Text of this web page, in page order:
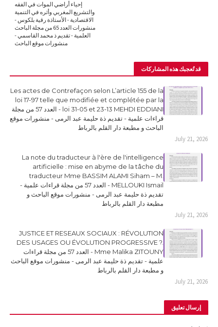
إحياء أراضي الموات في الفقه
والتشريع المغربي وأثره في التنمية
الاقتصادية - الأستاذة رقية بلكوس -
منشورات العدد 65 من مجلة الباحث
العلمية - تقديم ذ محمد القاسمي -
منشورات موقع الباحث
قد تُعجبك هذه المشاركات
Les actes de Contrefaçon selon L’article 155 de la
loi 17-97 telle que modifiée et complétée par la
loi 31-05 et 23-13 MEHDI EDDIANI - العدد 57 من مجلة
قراءات علمية - تقديم ذة حليمة عبد الرمى - منشورات موقع
الباحث و مطبعة دار القلم بالرباط
July 21, 2026
La note du traducteur à l'ère de l'intelligence
artificielle : mise en abyme de la tâche du
traducteur Mme BASSIM ALAMI Siham – M.
MELLOUKI Ismail - العدد 57 من مجلة قراءات علمية -
تقديم ذة حليمة عبد الرمى - منشورات موقع الباحث و
مطبعة دار القلم بالرباط
July 21, 2026
JUSTICE ET RESEAUX SOCIAUX : RÉVOLUTION
DES USAGES OU ÉVOLUTION PROGRESSIVE ?.
Mme Malika ZITOUNY - العدد 57 من مجلة قراءات
علمية - تقديم ذة حليمة عبد الرمى - منشورات موقع الباحث
و مطبعة دار القلم بالرباط
July 21, 2026
إرسال تعليق